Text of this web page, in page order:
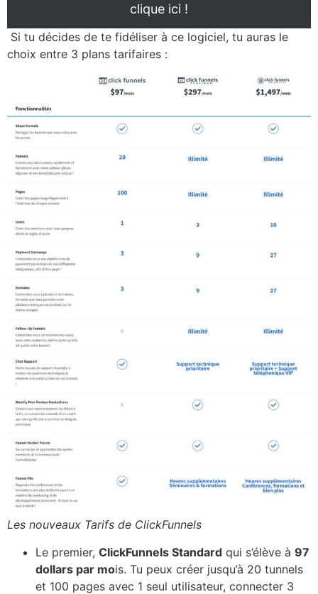
clique ici !
Si tu décides de te fidéliser à ce logiciel, tu auras le
choix entre 3 plans tarifaires :
Les nouveaux Tarifs de ClickFunnels
Le premier, ClickFunnels Standard qui s’élève à 97
dollars par mois. Tu peux créer jusqu’à 20 tunnels
et 100 pages avec 1 seul utilisateur, connecter 3